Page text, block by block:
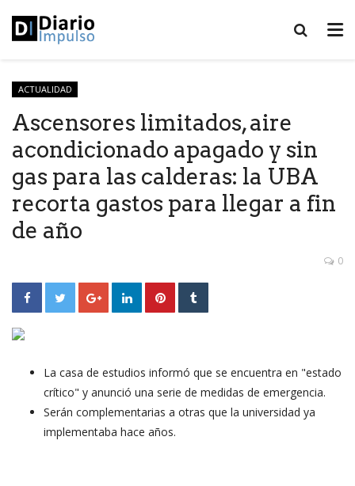
ACTUALIDAD
Ascensores limitados, aire
acondicionado apagado y sin
gas para las calderas: la UBA
recorta gastos para llegar a fin
de año
0
La casa de estudios informó que se encuentra en "estado
crítico" y anunció una serie de medidas de emergencia.
Serán complementarias a otras que la universidad ya
implementaba hace años.